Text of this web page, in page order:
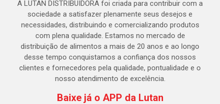
A LUTAN DISTRIBUIDORA foi criada para contribuir com a
sociedade a satisfazer plenamente seus desejos e
necessidades, distribuindo e comercializando produtos
com plena qualidade. Estamos no mercado de
distribuição de alimentos a mais de 20 anos e ao longo
desse tempo conquistamos a confiança dos nossos
clientes e fornecedores pela qualidade, pontualidade e o
nosso atendimento de excelência.
Baixe já o APP da Lutan